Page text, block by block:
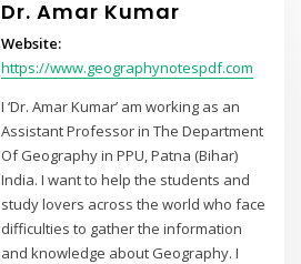
Dr. Amar Kumar
Website:
https://www.geographynotespdf.com
I ‘Dr. Amar Kumar’ am working as an
Assistant Professor in The Department
Of Geography in PPU, Patna (Bihar)
India. I want to help the students and
study lovers across the world who face
difficulties to gather the information
and knowledge about Geography. I